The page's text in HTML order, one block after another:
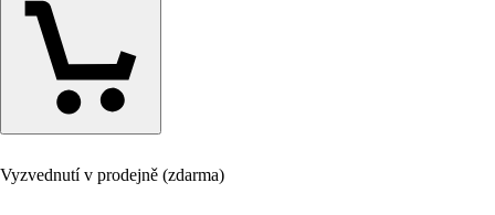
Vyzvednutí v prodejně (zdarma)